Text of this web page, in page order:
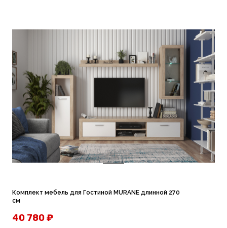
Комплект мебель для Гостиной MURANE длинной 270
см
40 780₽